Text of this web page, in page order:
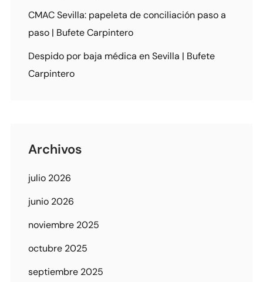
CMAC Sevilla: papeleta de conciliación paso a
paso | Bufete Carpintero
Despido por baja médica en Sevilla | Bufete
Carpintero
Archivos
julio 2026
junio 2026
noviembre 2025
octubre 2025
septiembre 2025